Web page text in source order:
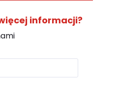
informacji?